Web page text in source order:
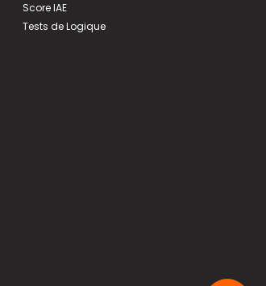
Score IAE
Tests de Logique